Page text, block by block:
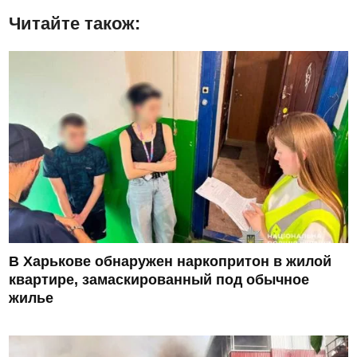
Читайте також:
В Харькове обнаружен наркопритон в жилой
квартире, замаскированный под обычное
жилье